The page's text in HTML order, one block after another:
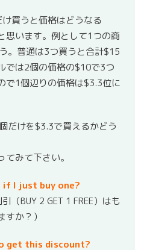
買うと価格はどうなる
思います。例として1つの商
。普通は3つ買うと合計$15
では2個の価格の$10で3つ
で1個辺りの価格は$3.3位に
だけを$3.3で買えるかどう
みて下さい。
if I just buy one?
（BUY 2 GET 1 FREE）はも
か？）
get this discount?